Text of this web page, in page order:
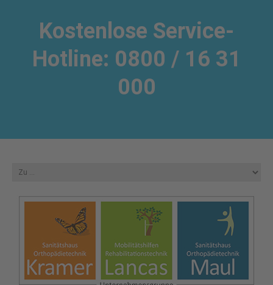
Kostenlose Service-
Hotline: 0800 / 16 31
000